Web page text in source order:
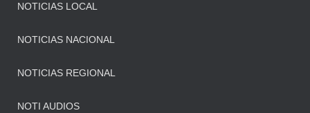
NOTICIAS LOCAL
NOTICIAS NACIONAL
NOTICIAS REGIONAL
NOTI AUDIOS